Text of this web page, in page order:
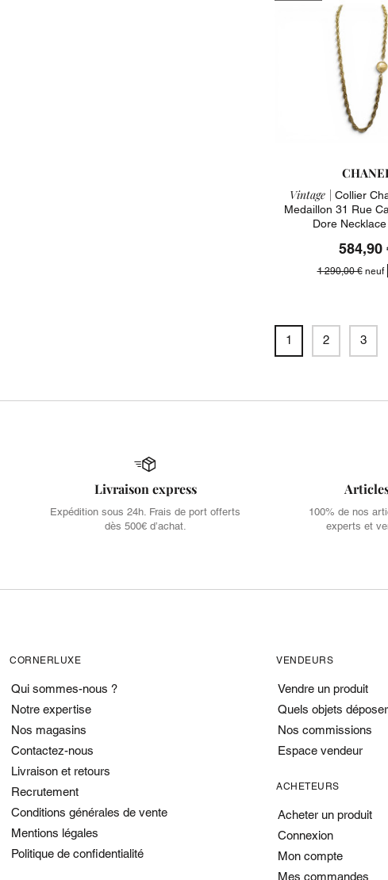
Vintage | Collier
Medaillon 31 Rue
Dore
584,90
1 290,00 €neuf
1 2 3
Livraison express
Expédition sous 24h. Frais de port offerts
dès 500€ d’achat.
100% de nos
experts et
CORNERLUXE
Qui sommes-nous ?
Notre expertise
Nos magasins
Contactez-nous
Livraison et retours
Recrutement
Conditions générales de vente
Mentions légales
Politique de confidentialité
VENDEURS
Vendre un produit
Quels objets
Nos commissions
Espace vendeur
ACHETEURS
Acheter un produit
Connexion
Mon compte
Mes commandes